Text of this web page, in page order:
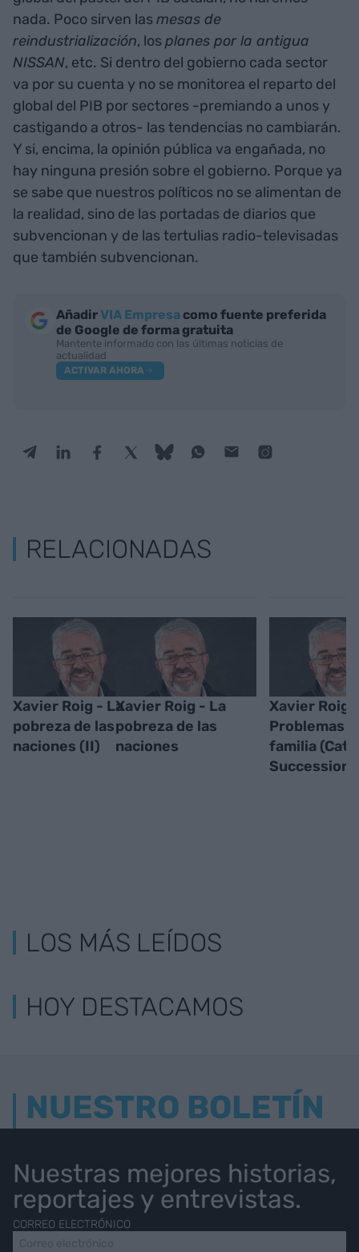
nada. Poco sirven lasmesas de
reindustrialización, losplanes por la antigua
NISSAN, etc. Si dentro del gobierno cada sector
va por su cuenta y no se monitorea el reparto del
global del PIB por sectores -premiando a unos y
castigando a otros- las tendencias no cambiarán.
Y si, encima, la opinión pública va engañada, no
hay ninguna presión sobre el gobierno. Porque ya
se sabe que nuestros políticos no se alimentan de
la realidad, sino de las portadas de diarios que
subvencionan y de las tertulias radio-televisadas
que también subvencionan.
AñadirVIA Empresa como fuente preferida
de Google de forma gratuita
Mantente informado con las últimas noticias de
actualidad
ACTIVAR AHORA
RELACIONADAS
Xavier Roig - La
pobreza de las
naciones (II)
Xavier Roig - La
pobreza de las
naciones
Xavier Roig -
Problemas
familia
LOS MÁS LEÍDOS
HOY DESTACAMOS
NUESTRO BOLETÍN
Nuestras mejores historias,
reportajes y entrevistas.
CORREO ELECTRÓNICO